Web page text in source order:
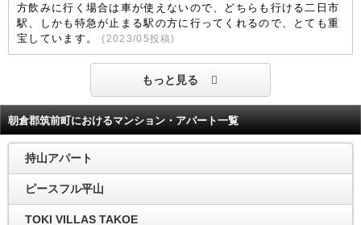
方飲みに行く場合は車が使えないので、どちらも行ける二日市
駅、しかも特急が止まる駅の方に行ってくれるので、とても重
宝しています。
(2023/05投稿)
もっと見る
朝倉郡筑前町におけるマンション・アパート一覧
持山アパート
ピースフル平山
TOKI VILLAS TAKOE